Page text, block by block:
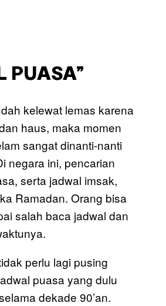
PUASA”
kelewat lemas karena
haus, maka momen
sangat dinanti-nanti
negara ini, pencarian
serta jadwal imsak,
Ramadan. Orang bisa
salah baca jadwal dan
perlu lagi pusing
puasa yang dulu
dekade 90’an.